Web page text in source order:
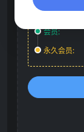
普通:
会员:
永久会员: